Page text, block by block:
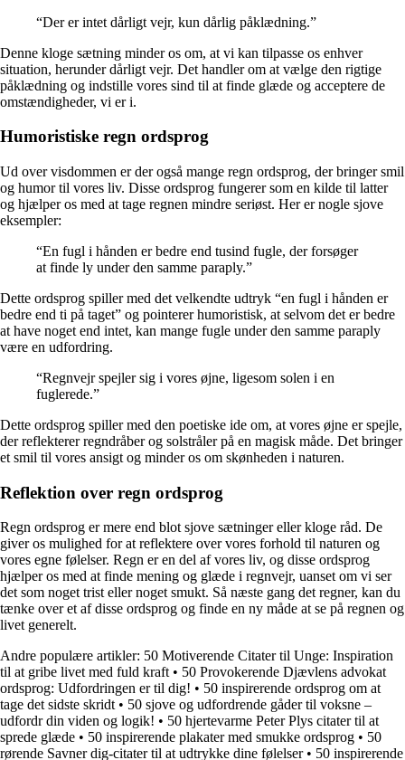
“Der er intet dårligt vejr, kun dårlig påklædning.”
Denne kloge sætning minder os om, at vi kan tilpasse os enhver
situation, herunder dårligt vejr. Det handler om at vælge den rigtige
påklædning og indstille vores sind til at finde glæde og acceptere de
omstændigheder, vi er i.
Humoristiske regn ordsprog
Ud over visdommen er der også mange regn ordsprog, der bringer smil
og humor til vores liv. Disse ordsprog fungerer som en kilde til latter
og hjælper os med at tage regnen mindre seriøst. Her er nogle sjove
eksempler:
“En fugl i hånden er bedre end tusind fugle, der forsøger
at finde ly under den samme paraply.”
Dette ordsprog spiller med det velkendte udtryk “en fugl i hånden er
bedre end ti på taget” og pointerer humoristisk, at selvom det er bedre
at have noget end intet, kan mange fugle under den samme paraply
være en udfordring.
“Regnvejr spejler sig i vores øjne, ligesom solen i en
fuglerede.”
Dette ordsprog spiller med den poetiske ide om, at vores øjne er spejle,
der reflekterer regndråber og solstråler på en magisk måde. Det bringer
et smil til vores ansigt og minder os om skønheden i naturen.
Reflektion over regn ordsprog
Regn ordsprog er mere end blot sjove sætninger eller kloge råd. De
giver os mulighed for at reflektere over vores forhold til naturen og
vores egne følelser. Regn er en del af vores liv, og disse ordsprog
hjælper os med at finde mening og glæde i regnvejr, uanset om vi ser
det som noget trist eller noget smukt. Så næste gang det regner, kan du
tænke over et af disse ordsprog og finde en ny måde at se på regnen og
livet generelt.
Andre populære artikler: 50 Motiverende Citater til Unge: Inspiration
til at gribe livet med fuld kraft• 50 Provokerende Djævlens advokat
ordsprog: Udfordringen er til dig! • 50 inspirerende ordsprog om at
tage det sidste skridt• 50 sjove og udfordrende gåder til voksne –
udfordr din viden og logik! • 50 hjertevarme Peter Plys citater til at
sprede glæde • 50 inspirerende plakater med smukke ordsprog • 50
rørende Savner dig-citater til at udtrykke dine følelser• 50 inspirerende